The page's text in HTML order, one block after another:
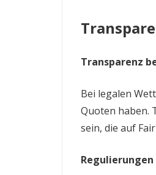
Transparenz
Bei legalen
Quoten haben.
sein, die auf